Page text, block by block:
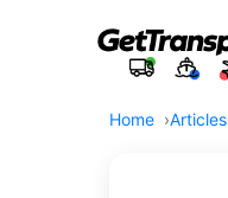
Home Articles